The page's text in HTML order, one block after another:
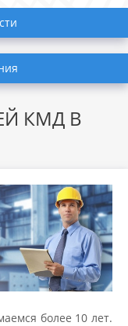
КМД В
более 10 лет.